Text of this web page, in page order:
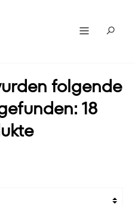
folgende
18